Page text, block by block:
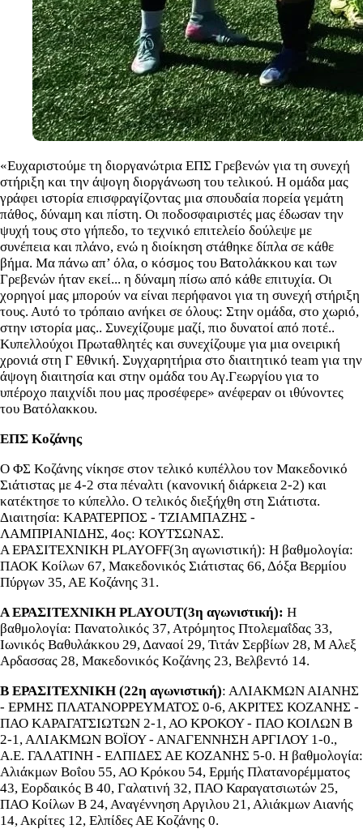
«Ευχαριστούμε τη διοργανώτρια ΕΠΣ Γρεβενών για τη συνεχή
στήριξη και την άψογη διοργάνωση του τελικού. Η ομάδα μας
γράφει ιστορία επισφραγίζοντας μια σπουδαία πορεία γεμάτη
πάθος, δύναμη και πίστη. Οι ποδοσφαιριστές μας έδωσαν την
ψυχή τους στο γήπεδο, το τεχνικό επιτελείο δούλεψε με
συνέπεια και πλάνο, ενώ η διοίκηση στάθηκε δίπλα σε κάθε
βήμα. Μα πάνω απ’ όλα, ο κόσμος του Βατολάκκου και των
Γρεβενών ήταν εκεί... η δύναμη πίσω από κάθε επιτυχία. Οι
χορηγοί μας μπορούν να είναι περήφανοι για τη συνεχή στήριξη
τους. Αυτό το τρόπαιο ανήκει σε όλους: Στην ομάδα, στο χωριό,
στην ιστορία μας.. Συνεχίζουμε μαζί, πιο δυνατοί από ποτέ..
Κυπελλούχοι Πρωταθλητές και συνεχίζουμε για μια ονειρική
χρονιά στη Γ Εθνική. Συγχαρητήρια στο διαιτητικό team για την
άψογη διαιτησία και στην ομάδα του Αγ.Γεωργίου για το
υπέροχο παιχνίδι που μας προσέφερε» ανέφεραν οι ιθύνοντες
του Βατόλακκου.
ΕΠΣ Κοζάνης
Ο ΦΣ Κοζάνης νίκησε στον τελικό κυπέλλου τον Μακεδονικό
Σιάτιστας με 4-2 στα πέναλτι (κανονική διάρκεια 2-2) και
κατέκτησε το κύπελλο. Ο τελικός διεξήχθη στη Σιάτιστα.
Διαιτησία: ΚΑΡΑΤΕΡΠΟΣ - ΤΖΙΑΜΠΑΖΗΣ -
ΛΑΜΠΡΙΑΝΙΔΗΣ, 4ος: ΚΟΥΤΣΩΝΑΣ.
Α ΕΡΑΣΙΤΕΧΝΙΚΗ PLAYOFF(3η αγωνιστική): Η βαθμολογία:
ΠΑΟΚ Κοίλων 67, Μακεδονικός Σιάτιστας 66, Δόξα Βερμίου
Πύργων 35, ΑΕ Κοζάνης 31.
Α ΕΡΑΣΙΤΕΧΝΙΚΗ PLAYOUT(3η αγωνιστική): Η
βαθμολογία: Πανατολικός 37, Ατρόμητος Πτολεμαΐδας 33,
Ιωνικός Βαθυλάκκου 29, Δαναοί 29, Τιτάν Σερβίων 28, Μ Αλεξ
Αρδασσας 28, Μακεδονικός Κοζάνης 23, Βελβεντό 14.
Β ΕΡΑΣΙΤΕΧΝΙΚΗ (22η αγωνιστική): ΑΛΙΑΚΜΩΝ ΑΙΑΝΗΣ
- ΕΡΜΗΣ ΠΛΑΤΑΝΟΡΡΕΥΜΑΤΟΣ 0-6, ΑΚΡΙΤΕΣ ΚΟΖΑΝΗΣ -
ΠΑΟ ΚΑΡΑΓΑΤΣΙΩΤΩΝ 2-1, ΑΟ ΚΡΟΚΟΥ - ΠΑΟ ΚΟΙΛΩΝ Β
2-1, ΑΛΙΑΚΜΩΝ ΒΟΪΟΥ - ΑΝΑΓΕΝΝΗΣΗ ΑΡΓΙΛΟΥ 1-0.,
Α.Ε. ΓΑΛΑΤΙΝΗ - ΕΛΠΙΔΕΣ ΑΕ ΚΟΖΑΝΗΣ 5-0. Η βαθμολογία:
Αλιάκμων Βοΐου 55, ΑΟ Κρόκου 54, Ερμής Πλατανορέμματος
43, Εορδαικός Β 40, Γαλατινή 32, ΠΑΟ Καραγατσιωτών 25,
ΠΑΟ Κοίλων Β 24, Αναγέννηση Αργιλου 21, Αλιάκμων Αιανής
14, Ακρίτες 12, Ελπίδες ΑΕ Κοζάνης 0.